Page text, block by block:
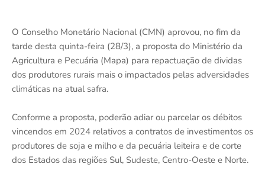
O Conselho Monetário Nacional (CMN) aprovou, no fim da
tarde desta quinta-feira (28/3), a proposta do Ministério da
Agricultura e Pecuária (Mapa) para repactuação de dividas
dos produtores rurais mais o impactados pelas adversidades
climáticas na atual safra.
Conforme a proposta, poderão adiar ou parcelar os débitos
vincendos em 2024 relativos a contratos de investimentos os
produtores de soja e milho e da pecuária leiteira e de corte
dos Estados das regiões Sul, Sudeste, Centro-Oeste e Norte.